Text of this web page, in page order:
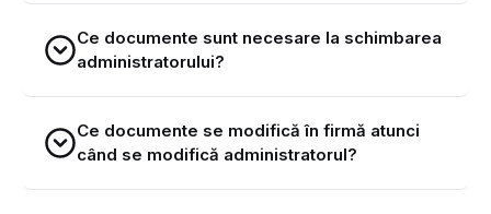
Ce documente sunt necesare la schimbarea
administratorului?
Ce documente se modifică în firmă atunci
când se modifică administratorul?